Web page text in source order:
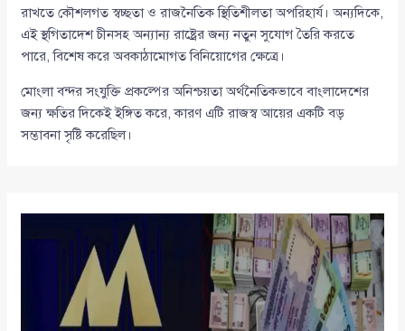
রাখতে কৌশলগত স্বচ্ছতা ও রাজনৈতিক স্থিতিশীলতা অপরিহার্য। অন্যদিকে,
এই স্থগিতাদেশ চীনসহ অন্যান্য রাষ্ট্রের জন্য নতুন সুযোগ তৈরি করতে
পারে, বিশেষ করে অবকাঠামোগত বিনিয়োগের ক্ষেত্রে।
মোংলা বন্দর সংযুক্তি প্রকল্পের অনিশ্চয়তা অর্থনৈতিকভাবে বাংলাদেশের
জন্য ক্ষতির দিকেই ইঙ্গিত করে, কারণ এটি রাজস্ব আয়ের একটি বড়
সম্ভাবনা সৃষ্টি করেছিল।